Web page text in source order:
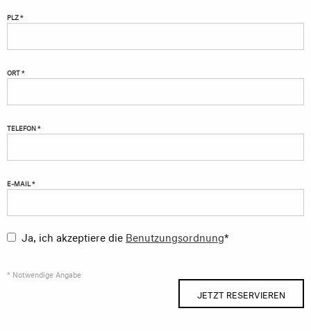
PLZ *
ORT *
TELEFON *
E-MAIL *
Ja, ich akzeptiere die Benutzungsordnung*
* Notwendige Angabe
JETZT RESERVIEREN